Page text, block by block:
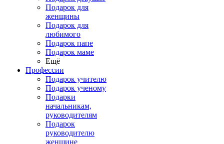
Подарок для
женщины
Подарок для
любимого
Подарок папе
Подарок маме
Ещё
Профессии
Подарок учителю
Подарок ученому
Подарки
начальникам,
руководителям
Подарок
руководителю
женщине